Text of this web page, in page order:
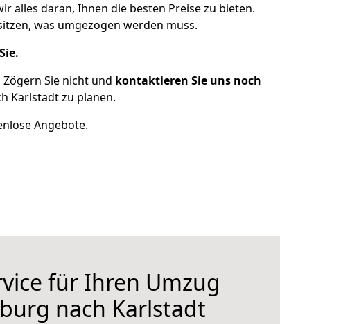
alles daran, Ihnen die besten Preise zu bieten.
was umgezogen werden muss.
Zögern Sie nicht und kontaktieren Sie uns noch
Karlstadt zu planen.
Angebote.
für Ihren Umzug
nach Karlstadt